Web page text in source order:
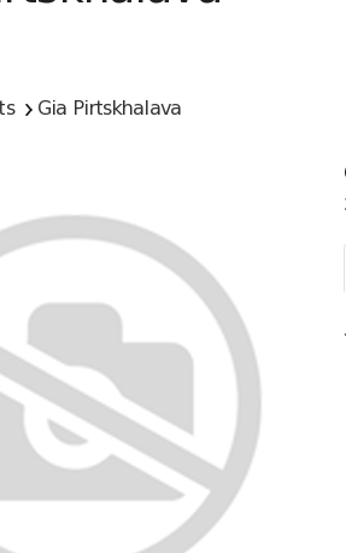
Gia Pirtskhalava
.